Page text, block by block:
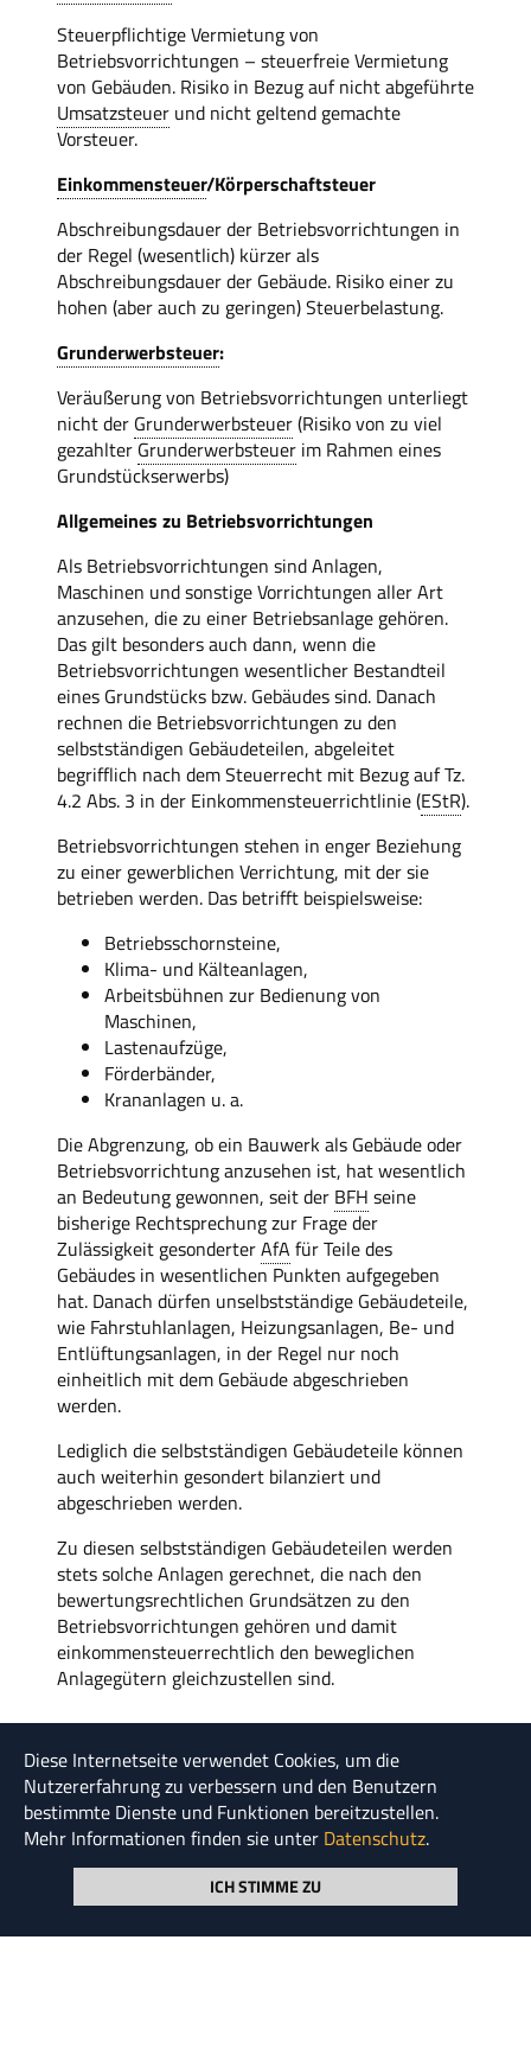
Steuerpflichtige Vermietung von
Betriebsvorrichtungen – steuerfreie Vermietung
von Gebäuden. Risiko in Bezug auf nicht abgeführte
Umsatzsteuer und nicht geltend gemachte
Vorsteuer.
Einkommensteuer/Körperschaftsteuer
Abschreibungsdauer der Betriebsvorrichtungen in
der Regel (wesentlich) kürzer als
Abschreibungsdauer der Gebäude. Risiko einer zu
hohen (aber auch zu geringen) Steuerbelastung.
Grunderwerbsteuer:
Veräußerung von Betriebsvorrichtungen unterliegt
nicht der Grunderwerbsteuer(Risiko von zu viel
gezahlter Grunderwerbsteuer im Rahmen eines
Grundstückserwerbs)
Allgemeines zu Betriebsvorrichtungen
Als Betriebsvorrichtungen sind Anlagen,
Maschinen und sonstige Vorrichtungen aller Art
anzusehen, die zu einer Betriebsanlage gehören.
Das gilt besonders auch dann, wenn die
Betriebsvorrichtungen wesentlicher Bestandteil
eines Grundstücks bzw. Gebäudes sind. Danach
rechnen die Betriebsvorrichtungen zu den
selbstständigen Gebäudeteilen, abgeleitet
begrifflich nach dem Steuerrecht mit Bezug auf Tz.
4.2 Abs. 3 in der Einkommensteuerrichtlinie (EStR).
Betriebsvorrichtungen stehen in enger Beziehung
zu einer gewerblichen Verrichtung, mit der sie
betrieben werden. Das betrifft beispielsweise:
Betriebsschornsteine,
Klima- und Kälteanlagen,
Arbeitsbühnen zur Bedienung von
Maschinen,
Lastenaufzüge,
Förderbänder,
Krananlagen u. a.
Die Abgrenzung, ob ein Bauwerk als Gebäude oder
Betriebsvorrichtung anzusehen ist, hat wesentlich
an Bedeutung gewonnen, seit der BFH seine
bisherige Rechtsprechung zur Frage der
Zulässigkeit gesonderterAfA für Teile des
Gebäudes in wesentlichen Punkten aufgegeben
hat. Danach dürfen unselbstständige Gebäudeteile,
wie Fahrstuhlanlagen, Heizungsanlagen, Be- und
Entlüftungsanlagen, in der Regel nur noch
einheitlich mit dem Gebäude abgeschrieben
werden.
Lediglich die selbstständigen Gebäudeteile können
auch weiterhin gesondert bilanziert und
abgeschrieben werden.
Zu diesen selbstständigen Gebäudeteilen werden
stets solche Anlagen gerechnet, die nach den
bewertungsrechtlichen Grundsätzen zu den
Betriebsvorrichtungen gehören und damit
einkommensteuerrechtlich den beweglichen
Anlagegütern gleichzustellen sind.
Quelle
BFH-Beschluss vom 26.11.1973, GrS 5/71,BStBl
1974, S. 132
R 4.2 Abs. 3 ff.EStR, H 4.2 (3) EStH und H 7.1 EStH
Diese Internetseite verwendet Cookies, um die
Nutzererfahrung zu verbessern und den Benutzern
bestimmte Dienste und Funktionen bereitzustellen.
Mehr Informationen finden sie unter Datenschutz.
ICH STIMME ZU